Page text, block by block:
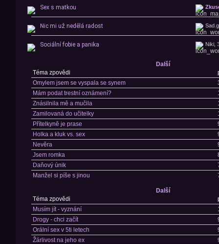
Sex s matkou
Nic mi už nedělá radost
Sociální fobie a panika Niki,
Další
Téma zpovědi
Omylem jsem se vyspala se synem
Mám podat trestní oznámení?
Znásilnila mě a mučila
Zamilovaná do učitelky
Přítelkyně je prase
Holka a kluk vs. sex
Nevěra
Jsem romka
Daňový únik
Manžel si píše s jinou
Další
Téma zpovědi
Musím jít - vyznání
Drogy - chci začít
Orální sex v 5ti letech
Žárlivost na jeho ex